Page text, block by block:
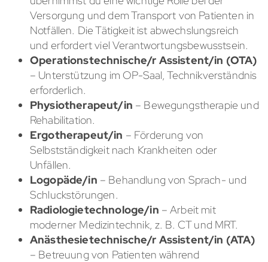
Versorgung und dem Transport von Patienten in
Notfällen. Die Tätigkeit ist abwechslungsreich
und erfordert viel Verantwortungsbewusstsein.
Operationstechnische/r Assistent/in (OTA)
– Unterstützung im OP-Saal, Technikverständnis
erforderlich.
Physiotherapeut/in – Bewegungstherapie und
Rehabilitation.
Ergotherapeut/in – Förderung von
Selbstständigkeit nach Krankheiten oder
Unfällen.
Logopäde/in – Behandlung von Sprach- und
Schluckstörungen.
Radiologietechnologe/in – Arbeit mit
moderner Medizintechnik, z. B. CT und MRT.
Anästhesietechnische/r Assistent/in (ATA)
– Betreuung von Patienten während